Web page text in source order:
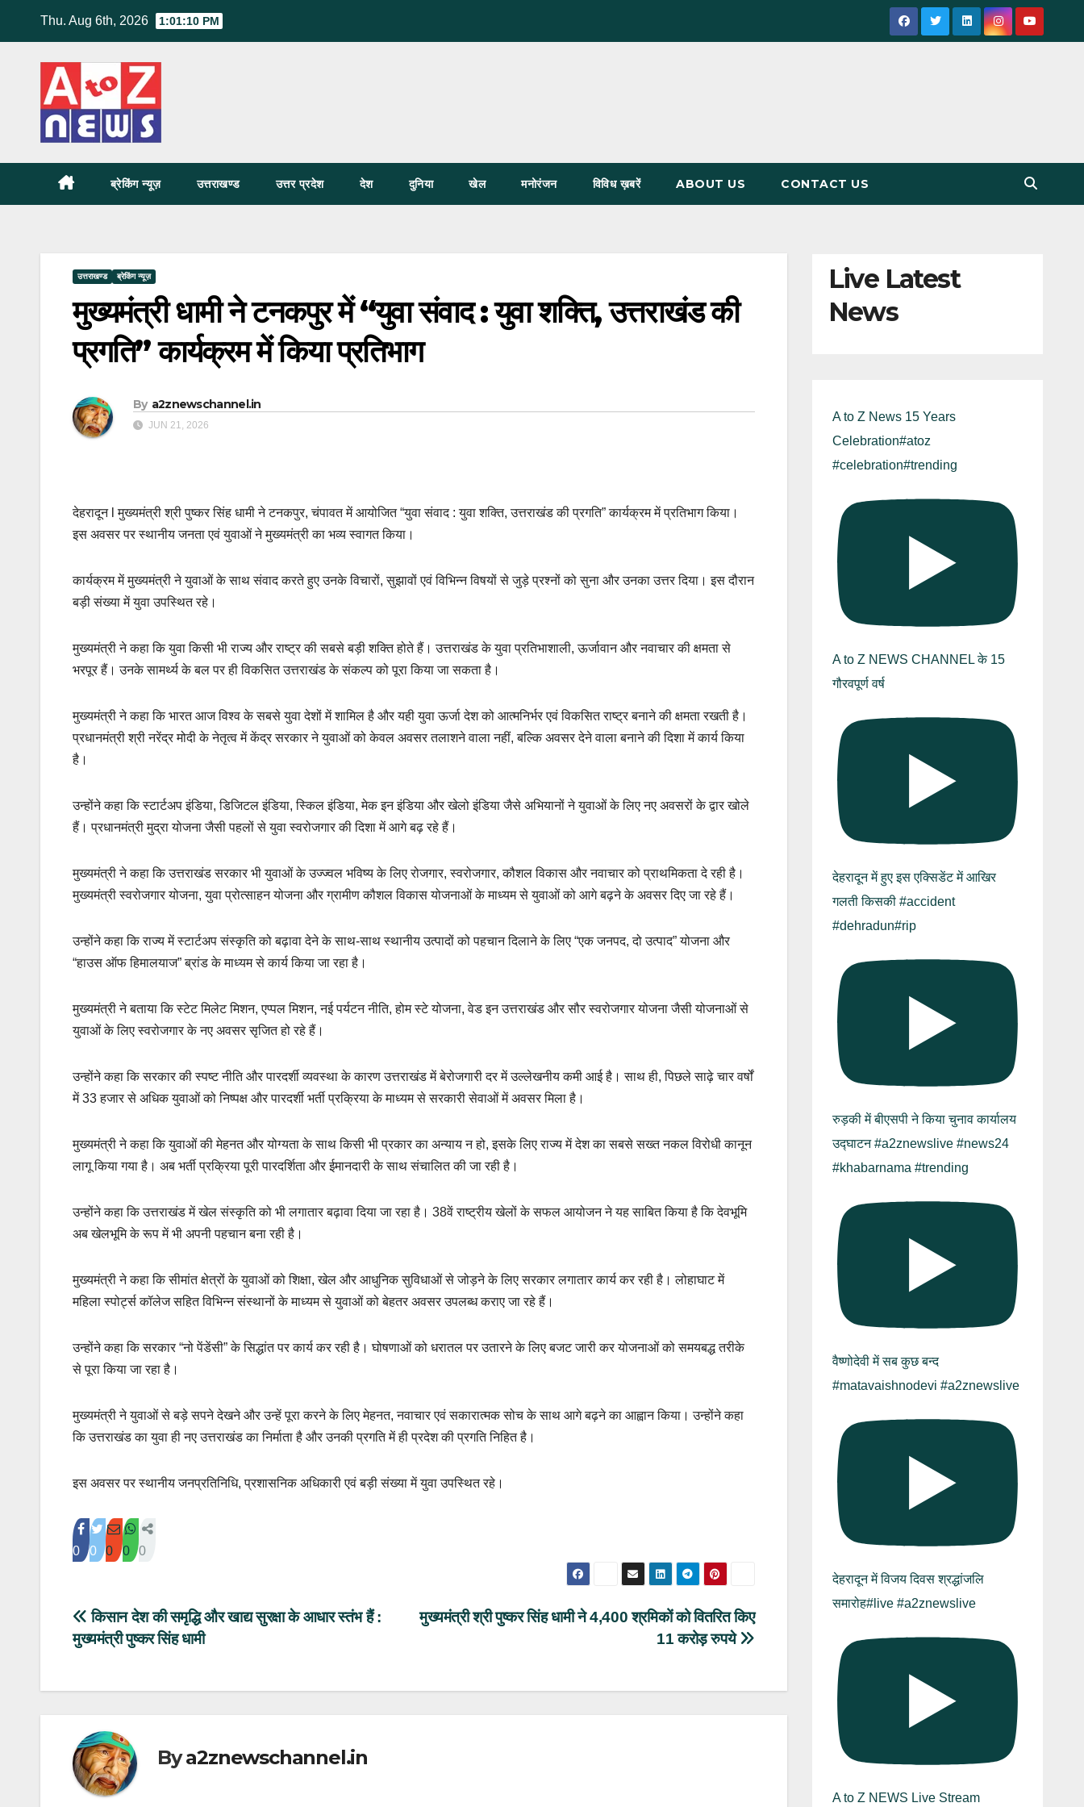
content
Thu. Aug 6th, 2026 1:01:11 PM
ब्रेकिंग न्यूज़ उत्तराखण्ड उत्तर प्रदेश देश दुनिया खेल मनोरंजन विविध ख़बरें ABOUT US CONTACT US
उत्तराखण्ड ब्रेकिंग न्यूज़
मुख्यमंत्री धामी ने टनकपुर में “युवा संवाद : युवा शक्ति, उत्तराखंड की
प्रगति” कार्यक्रम में किया प्रतिभाग
By a2znewschannel.in
JUN 21, 2026
देहरादून l मुख्यमंत्री श्री पुष्कर सिंह धामी ने टनकपुर, चंपावत में आयोजित “युवा संवाद : युवा शक्ति, उत्तराखंड की प्रगति” कार्यक्रम में प्रतिभाग किया।
इस अवसर पर स्थानीय जनता एवं युवाओं ने मुख्यमंत्री का भव्य स्वागत किया।
कार्यक्रम में मुख्यमंत्री ने युवाओं के साथ संवाद करते हुए उनके विचारों, सुझावों एवं विभिन्न विषयों से जुड़े प्रश्नों को सुना और उनका उत्तर दिया। इस दौरान
बड़ी संख्या में युवा उपस्थित रहे।
मुख्यमंत्री ने कहा कि युवा किसी भी राज्य और राष्ट्र की सबसे बड़ी शक्ति होते हैं। उत्तराखंड के युवा प्रतिभाशाली, ऊर्जावान और नवाचार की क्षमता से
भरपूर हैं। उनके सामर्थ्य के बल पर ही विकसित उत्तराखंड के संकल्प को पूरा किया जा सकता है।
मुख्यमंत्री ने कहा कि भारत आज विश्व के सबसे युवा देशों में शामिल है और यही युवा ऊर्जा देश को आत्मनिर्भर एवं विकसित राष्ट्र बनाने की क्षमता रखती है।
प्रधानमंत्री श्री नरेंद्र मोदी के नेतृत्व में केंद्र सरकार ने युवाओं को केवल अवसर तलाशने वाला नहीं, बल्कि अवसर देने वाला बनाने की दिशा में कार्य किया
है।
उन्होंने कहा कि स्टार्टअप इंडिया, डिजिटल इंडिया, स्किल इंडिया, मेक इन इंडिया और खेलो इंडिया जैसे अभियानों ने युवाओं के लिए नए अवसरों के द्वार खोले
हैं। प्रधानमंत्री मुद्रा योजना जैसी पहलों से युवा स्वरोजगार की दिशा में आगे बढ़ रहे हैं।
मुख्यमंत्री ने कहा कि उत्तराखंड सरकार भी युवाओं के उज्ज्वल भविष्य के लिए रोजगार, स्वरोजगार, कौशल विकास और नवाचार को प्राथमिकता दे रही है।
मुख्यमंत्री स्वरोजगार योजना, युवा प्रोत्साहन योजना और ग्रामीण कौशल विकास योजनाओं के माध्यम से युवाओं को आगे बढ़ने के अवसर दिए जा रहे हैं।
उन्होंने कहा कि राज्य में स्टार्टअप संस्कृति को बढ़ावा देने के साथ-साथ स्थानीय उत्पादों को पहचान दिलाने के लिए “एक जनपद, दो उत्पाद” योजना और
“हाउस ऑफ हिमालयाज” ब्रांड के माध्यम से कार्य किया जा रहा है।
मुख्यमंत्री ने बताया कि स्टेट मिलेट मिशन, एप्पल मिशन, नई पर्यटन नीति, होम स्टे योजना, वेड इन उत्तराखंड और सौर स्वरोजगार योजना जैसी योजनाओं से
युवाओं के लिए स्वरोजगार के नए अवसर सृजित हो रहे हैं।
उन्होंने कहा कि सरकार की स्पष्ट नीति और पारदर्शी व्यवस्था के कारण उत्तराखंड में बेरोजगारी दर में उल्लेखनीय कमी आई है। साथ ही, पिछले साढ़े चार वर्षों
में 33 हजार से अधिक युवाओं को निष्पक्ष और पारदर्शी भर्ती प्रक्रिया के माध्यम से सरकारी सेवाओं में अवसर मिला है।
मुख्यमंत्री ने कहा कि युवाओं की मेहनत और योग्यता के साथ किसी भी प्रकार का अन्याय न हो, इसके लिए राज्य में देश का सबसे सख्त नकल विरोधी कानून
लागू किया गया है। अब भर्ती प्रक्रिया पूरी पारदर्शिता और ईमानदारी के साथ संचालित की जा रही है।
उन्होंने कहा कि उत्तराखंड में खेल संस्कृति को भी लगातार बढ़ावा दिया जा रहा है। 38वें राष्ट्रीय खेलों के सफल आयोजन ने यह साबित किया है कि देवभूमि
अब खेलभूमि के रूप में भी अपनी पहचान बना रही है।
मुख्यमंत्री ने कहा कि सीमांत क्षेत्रों के युवाओं को शिक्षा, खेल और आधुनिक सुविधाओं से जोड़ने के लिए सरकार लगातार कार्य कर रही है। लोहाघाट में
महिला स्पोर्ट्स कॉलेज सहित विभिन्न संस्थानों के माध्यम से युवाओं को बेहतर अवसर उपलब्ध कराए जा रहे हैं।
उन्होंने कहा कि सरकार “नो पेंडेंसी” के सिद्धांत पर कार्य कर रही है। घोषणाओं को धरातल पर उतारने के लिए बजट जारी कर योजनाओं को समयबद्ध तरीके
से पूरा किया जा रहा है।
मुख्यमंत्री ने युवाओं से बड़े सपने देखने और उन्हें पूरा करने के लिए मेहनत, नवाचार एवं सकारात्मक सोच के साथ आगे बढ़ने का आह्वान किया। उन्होंने कहा
कि उत्तराखंड का युवा ही नए उत्तराखंड का निर्माता है और उनकी प्रगति में ही प्रदेश की प्रगति निहित है।
इस अवसर पर स्थानीय जनप्रतिनिधि, प्रशासनिक अधिकारी एवं बड़ी संख्या में युवा उपस्थित रहे।
0 0 0 0 0
Post
navigation
मुख्यमंत्री श्री पुष्कर सिंह धामी ने 4,400 श्रमिकों को वितरित किए
11 करोड़ रुपये
किसान देश की समृद्धि और खाद्य सुरक्षा के आधार स्तंभ हैं :
मुख्यमंत्री पुष्कर सिंह धामी
Bya2znewschannel.in
Live Latest
News
A to Z News 15 Years
Celebration#atoz
#celebration#trending
A to Z NEWS CHANNEL के 15
गौरवपूर्ण वर्ष
देहरादून में हुए इस एक्सिडेंट में आखिर
गलती किसकी #accident
#dehradun#rip
रुड़की में बीएसपी ने किया चुनाव कार्यालय
उद्घाटन #a2znewslive #news24
#khabarnama #trending
वैष्णोदेवी में सब कुछ बन्द
#matavaishnodevi #a2znewslive
देहरादून में विजय दिवस श्रद्धांजलि
समारोह#live #a2znewslive
A to Z NEWS Live Stream